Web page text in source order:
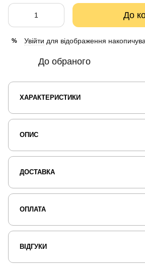
До
% Увійти для відображення
До обраного
ХАРАКТЕРИСТИКИ
ОПИС
ДОСТАВКА
ОПЛАТА
ВІДГУКИ